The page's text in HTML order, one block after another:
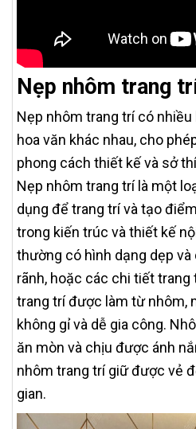
Nẹp nhôm trang
Nẹp nhôm trang trí có nhiều
hoa văn khác nhau, cho
phong cách thiết kế và sở
Nẹp nhôm trang trí là một
dụng để trang trí và tạo
trong kiến trúc và thiết kế
thường có hình dạng dẹp và
rãnh, hoặc các chi tiết trang
trang trí được làm từ nhôm,
không gỉ và dễ gia công.
ăn mòn và chịu được ánh
nhôm trang trí giữ được vẻ
gian.